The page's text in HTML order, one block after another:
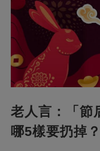
老人言：「節
哪5樣要扔掉